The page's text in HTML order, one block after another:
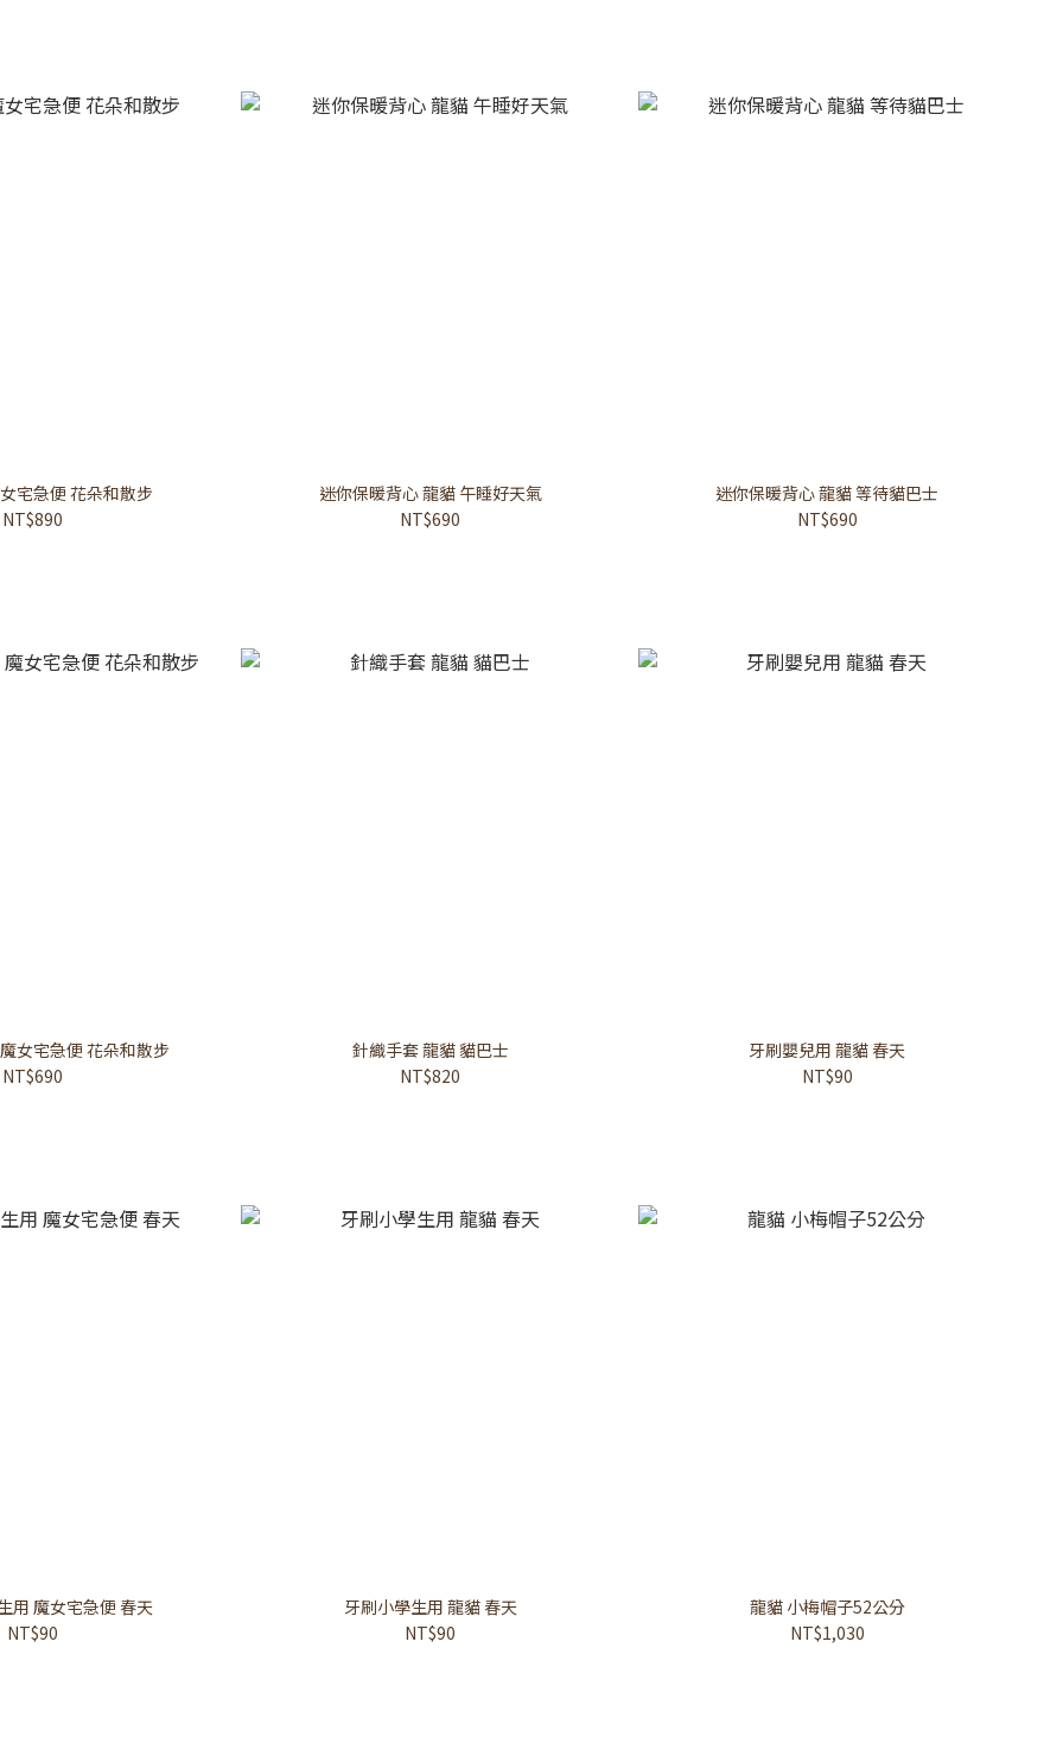
宅急便 花朵和散步
NT$890
迷你保暖背心 龍貓 午睡好天氣
NT$690
迷你保暖背心 龍貓 等待貓巴士
NT$690
女宅急便 花朵和散步
NT$690
針織手套 龍貓 貓巴士
NT$820
牙刷嬰兒用 龍貓 春天
NT$90
用 魔女宅急便 春天
NT$90
牙刷小學生用 龍貓 春天
NT$90
龍貓 小梅帽子52公分
NT$1,030